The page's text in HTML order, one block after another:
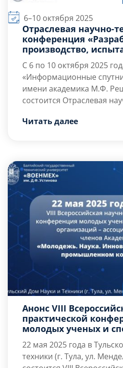
6–10 октября 2025
Отраслевая научно-
конференция
производство,
эксплуатация
аппаратов и систем»
С 6 по 10 октября 2025
«Информационные
имени академика М.Ф.
состоится Отраслевая
испытания и
предприятий ракетно-
Положение о
Буклет
Читать далее
Анонс VIII
практической
молодых ученых и
22 мая 2025 года в
техники (г. Тула, ул.